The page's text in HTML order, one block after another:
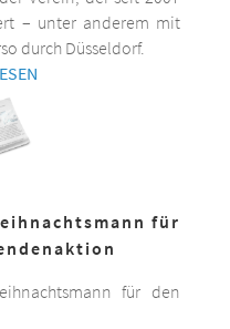
– unter anderem mit
durch Düsseldorf.
für
für den